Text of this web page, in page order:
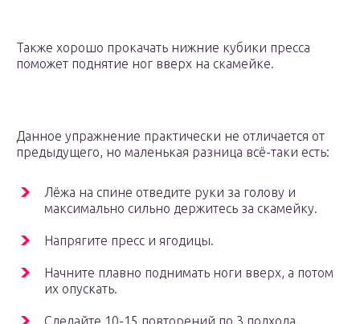
Также хорошо прокачать нижние кубики пресса
поможет поднятие ног вверх на скамейке.
Данное упражнение практически не отличается от
предыдущего, но маленькая разница всё-таки есть:
Лёжа на спине отведите руки за голову и
максимально сильно держитесь за скамейку.
Напрягите пресс и ягодицы.
Начните плавно поднимать ноги вверх, а потом
их опускать.
Сделайте 10-15 повторений по 3 подхода.